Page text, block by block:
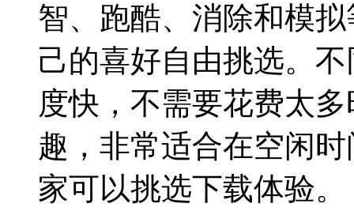
智、跑酷、消除和模
己的喜好自由挑选。
度快，不需要花费太
趣，非常适合在空闲
家可以挑选下载体验。